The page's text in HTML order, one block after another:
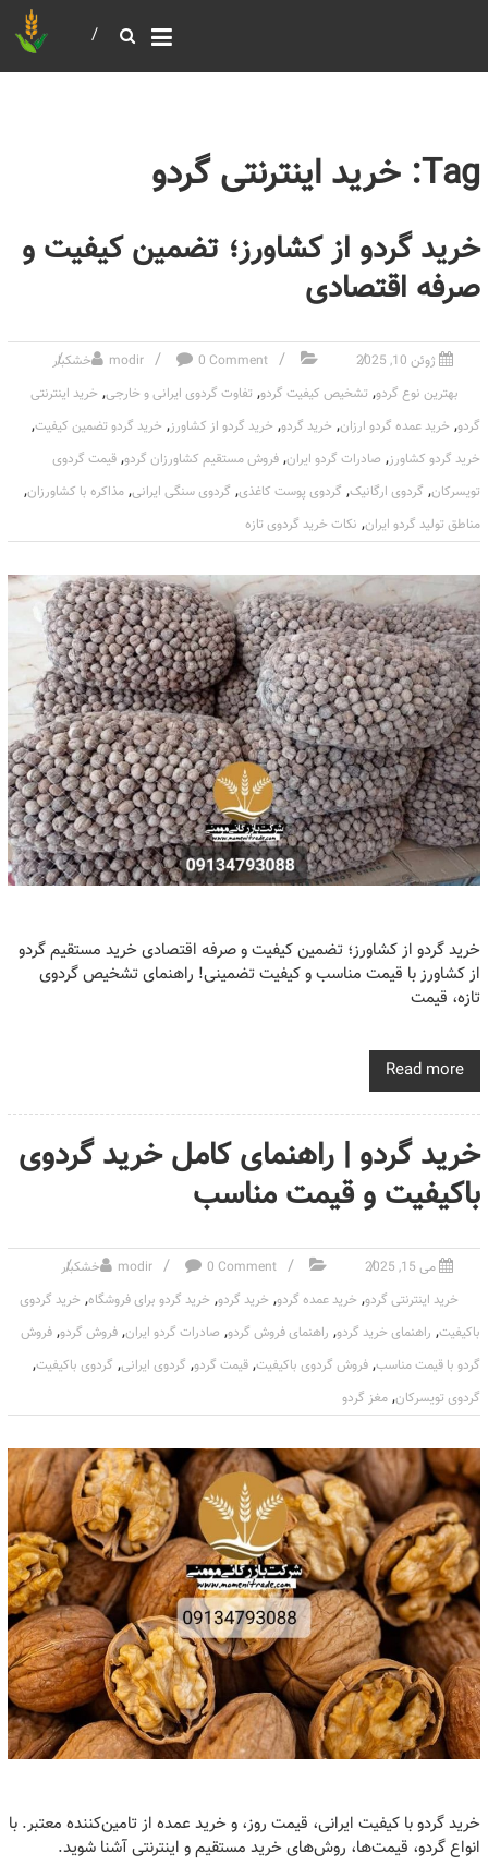
Tag: خرید اینترنتی گردو
خرید گردو از کشاورز؛ تضمین کیفیت و
صرفه اقتصادی
ژوئن 10, 2025 modir 0 Comment
خشکبار
بهترین نوع گردو, تشخیص کیفیت گردو, تفاوت گردوی ایرانی و خارجی, خرید اینترنتی
گردو, خرید عمده گردو ارزان, خرید گردو, خرید گردو از کشاورز, خرید گردو تضمین کیفیت,
خرید گردو کشاورز, صادرات گردو ایران, فروش مستقیم کشاورزان گردو, قیمت گردوی
تویسرکان, گردوی ارگانیک, گردوی پوست کاغذی, گردوی سنگی ایرانی, مذاکره با کشاورزان,
مناطق تولید گردو ایران, نکات خرید گردوی تازه
خرید گردو از کشاورز؛ تضمین کیفیت و صرفه اقتصادی خرید مستقیم گردو
از کشاورز با قیمت مناسب و کیفیت تضمینی! راهنمای تشخیص گردوی
تازه، قیمت
Read more
خرید گردو | راهنمای کامل خرید گردوی
باکیفیت و قیمت مناسب
می 15, 2025 modir 0 Comment
خشکبار
خرید اینترنتی گردو, خرید عمده گردو, خرید گردو, خرید گردو برای فروشگاه, خرید گردوی
باکیفیت, راهنمای خرید گردو, راهنمای فروش گردو, صادرات گردو ایران, فروش گردو, فروش
گردو با قیمت مناسب, فروش گردوی باکیفیت, قیمت گردو, گردوی ایرانی, گردوی باکیفیت,
گردوی تویسرکان, مغز گردو
خرید گردو با کیفیت ایرانی، قیمت روز، و خرید عمده از تامین‌کننده معتبر. با
انواع گردو، قیمت‌ها، روش‌های خرید مستقیم و اینترنتی آشنا شوید.